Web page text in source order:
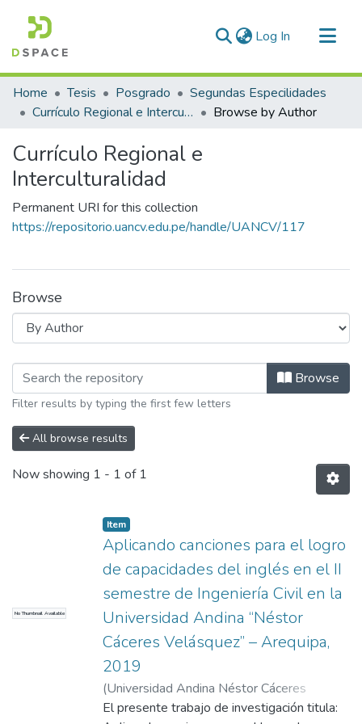
Log In (current)
Communities & Collections
All of DSpace
Home Tesis Posgrado
Segundas Especilidades
Currículo Regional e Interculturalidad
Browse by Author
Currículo Regional e
Interculturalidad
Permanent URI for this collection
https://repositorio.uancv.edu.pe/handle/UANCV/117
Browse
Browsing Currículo Regional eBrowse
Filter results by typing the first few letters
All browse results
Now showing 1 - 1 of 1
No Thumbnail Available
Item
Aplicando canciones para el logro
de capacidades del inglés en el II
semestre de Ingeniería Civil en la
Universidad Andina “Néstor
Cáceres Velásquez” – Arequipa,
2019
(Universidad Andina Néstor Cáceres
Velásquez,2022)Aparicio De La Riva,
El presente trabajo de investigación titula: